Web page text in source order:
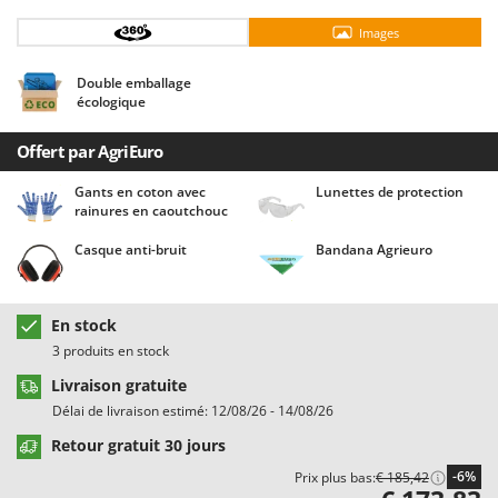
Chaudrons électriques pour polenta
Cisailles à gazon à batterie
Cisailles taille-haies manuelles
Climatiseurs
Compresseurs d'air électriques
Compresseurs pour la récolte des olives et la taille
Coupe-bordures - Trimmers
Coupe-branches
Couveuses à œufs
Cultivateurs Tiller à ressorts - Extirpateurs
D
Débroussailleuses
Décompacteurs agricoles
Découpeurs plasma
Barbieri
Batavia
Benassi
Berkel
Bernardi
Bertolini Pumps
Besser Vacuum
Bestway
Beta tools
Bissell
Black & Decker
BlackStone
Blue Bird
Images
Double emballage
écologique
Offert par AgriEuro
Gants en coton avec
rainures en caoutchouc
Lunettes de protection
Casque anti-bruit Bandana Agrieuro
En stock
3 produits en stock
Livraison gratuite
Délai de livraison estimé: 12/08/26 - 14/08/26
Retour gratuit 30 jours
Prix plus bas:€ 185,42 -6%